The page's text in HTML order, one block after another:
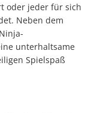
oder jeder für sich
Neben dem
unterhaltsame
Spielspaß